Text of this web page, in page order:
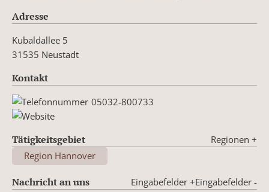
Adresse
Kubaldallee 5
31535 Neustadt
Kontakt
05032-800733
Tätigkeitsgebiet Regionen +
Region Hannover
Nachricht an uns Eingabefelder -
Eingabefelder +